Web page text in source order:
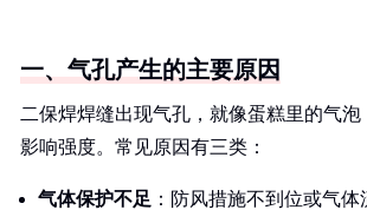
一、气孔产生的主要原因
二保焊焊缝出现气孔，就像蛋糕里的气
影响强度。常见原因有三类：
气体保护不足 ：防风措施不到位或气